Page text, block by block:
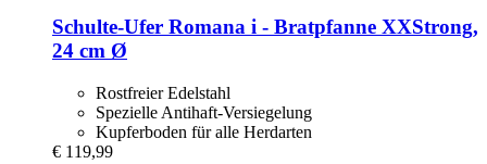
Schulte-Ufer Romana i -​ Bratpfanne XXStrong,
24 cm Ø
Rostfreier Edelstahl
Spezielle Antihaft-Versiegelung
Kupferboden für alle Herdarten
€ 119,99